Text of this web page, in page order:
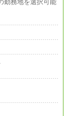
勤務地を選択可能